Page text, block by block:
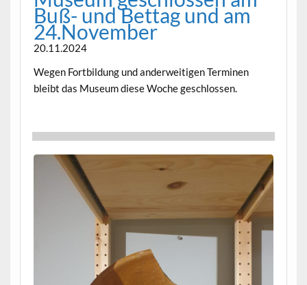
Buß- und Bet­tag und am
24.November
20.11.2024
Wegen Fort­bil­dung und ander­weit­i­gen Ter­mi­nen
bleibt das Muse­um diese Woche geschlossen.